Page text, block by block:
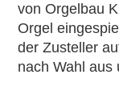
von Orgelbau
Orgel
der Zusteller
nach Wahl aus